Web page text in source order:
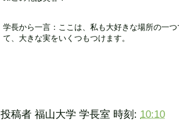
学長から一言：ここは、私も大好きな場所の一
て、大きな実をいくつもつけます。
投稿者 福山大学 学長室 時刻: 10:10